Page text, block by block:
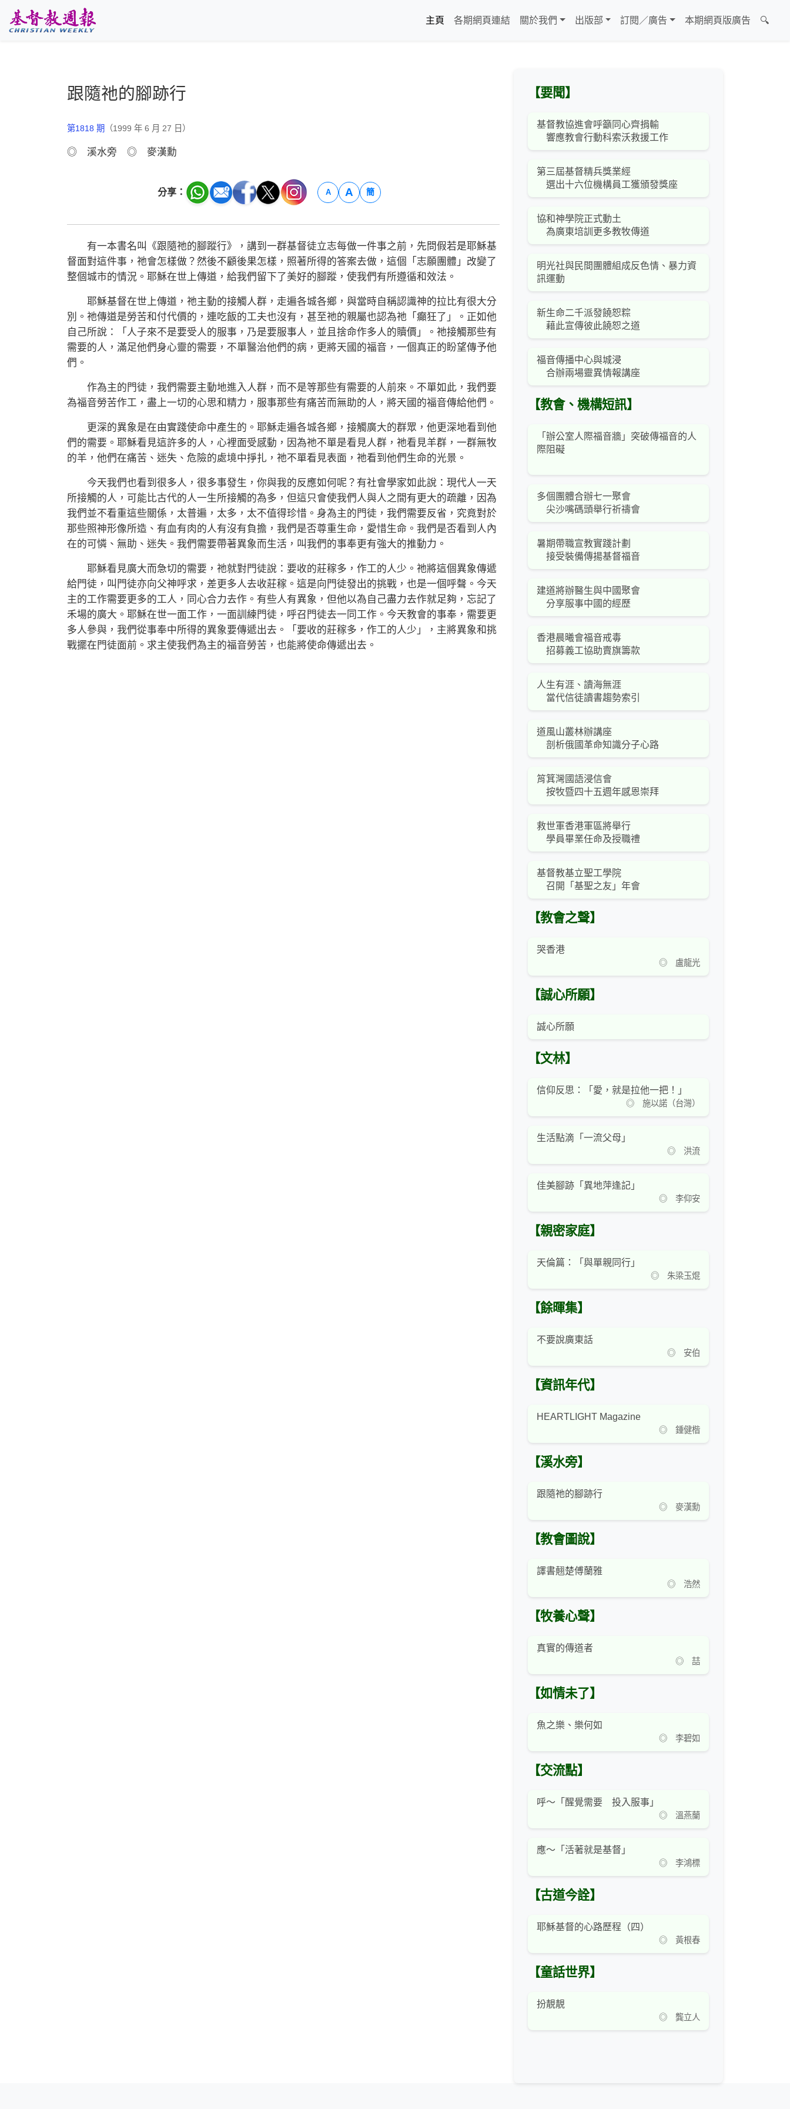
主頁
各期網頁連結 關於我們 出版部 訂閱／廣告 本期網頁版廣告 🔍
跟隨祂的腳跡行
第1818 期 （1999 年 6 月 27 日）
◎ 溪水旁 ◎ 麥漢勳
分享： A A 簡
有一本書名叫《跟隨祂的腳蹤行》，講到一群基督徒立志每做一件事之前，先問假若是耶穌基
督面對這件事，祂會怎樣做？然後不顧後果怎樣，照著所得的答案去做，這個「志願團體」改變了
整個城市的情況。耶穌在世上傳道，給我們留下了美好的腳蹤，使我們有所遵循和效法。
耶穌基督在世上傳道，祂主動的接觸人群，走遍各城各鄉，與當時自稱認識神的拉比有很大分
別。祂傳道是勞苦和付代價的，連吃飯的工夫也沒有，甚至祂的親屬也認為祂「癲狂了」。正如他
自己所說：「人子來不是要受人的服事，乃是要服事人，並且捨命作多人的贖價」。祂接觸那些有
需要的人，滿足他們身心靈的需要，不單醫治他們的病，更將天國的福音，一個真正的盼望傳予他
們。
作為主的門徒，我們需要主動地進入人群，而不是等那些有需要的人前來。不單如此，我們要
為福音勞苦作工，盡上一切的心思和精力，服事那些有痛苦而無助的人，將天國的福音傳給他們。
更深的異象是在由實踐使命中產生的。耶穌走遍各城各鄉，接觸廣大的群眾，他更深地看到他
們的需要。耶穌看見這許多的人，心裡面受感動，因為祂不單是看見人群，祂看見羊群，一群無牧
的羊，他們在痛苦、迷失、危險的處境中掙扎，祂不單看見表面，祂看到他們生命的光景。
今天我們也看到很多人，很多事發生，你與我的反應如何呢？有社會學家如此說：現代人一天
所接觸的人，可能比古代的人一生所接觸的為多，但這只會使我們人與人之間有更大的疏離，因為
我們並不看重這些關係，太普遍，太多，太不值得珍惜。身為主的門徒，我們需要反省，究竟對於
那些照神形像所造、有血有肉的人有沒有負擔，我們是否尊重生命，愛惜生命。我們是否看到人內
在的可憐、無助、迷失。我們需要帶著異象而生活，叫我們的事奉更有強大的推動力。
耶穌看見廣大而急切的需要，祂就對門徒說：要收的莊稼多，作工的人少。祂將這個異象傳遞
給門徒，叫門徒亦向父神呼求，差更多人去收莊稼。這是向門徒發出的挑戰，也是一個呼聲。今天
主的工作需要更多的工人，同心合力去作。有些人有異象，但他以為自己盡力去作就足夠，忘記了
禾場的廣大。耶穌在世一面工作，一面訓練門徒，呼召門徒去一同工作。今天教會的事奉，需要更
多人參與，我們從事奉中所得的異象要傳遞出去。「要收的莊稼多，作工的人少」，主將異象和挑
戰擺在門徒面前。求主使我們為主的福音勞苦，也能將使命傳遞出去。
【要聞】
基督教協進會呼籲同心齊捐輸
響應教會行動科索沃救援工作
第三屆基督精兵獎業經
選出十六位機構員工獲頒發獎座
協和神學院正式動土
為廣東培訓更多教牧傳道
明光社與民間團體組成反色情、暴力資
訊運動
新生命二千派發饒恕粽
藉此宣傳彼此饒恕之道
福音傳播中心與城浸
合辦兩場靈異情報講座
【教會、機構短訊】
「辦公室人際福音牆」突破傳福音的人
際阻礙
多個團體合辦七一聚會
尖沙嘴碼頭舉行祈禱會
暑期帶職宣教實踐計劃
接受裝備傳揚基督福音
建道將辦醫生與中國聚會
分享服事中國的經歷
香港晨曦會福音戒毒
招募義工協助賣旗籌款
人生有涯、讀海無涯
當代信徒讀書趨勢索引
道風山叢林辦講座
剖析俄國革命知識分子心路
筲箕灣國語浸信會
按牧暨四十五週年感恩崇拜
救世軍香港軍區將舉行
學員畢業任命及授職禮
基督教基立聖工學院
召開「基聖之友」年會
【教會之聲】
哭香港
◎ 盧龍光
【誠心所願】
誠心所願
【文林】
信仰反思：「愛，就是拉他一把！」
◎ 施以諾（台灣）
生活點滴「一流父母」
◎ 洪流
佳美腳跡「異地萍逢記」
◎ 李仰安
【親密家庭】
天倫篇：「與單親同行」
◎ 朱梁玉焜
【餘暉集】
不要說廣東話
◎ 安伯
【資訊年代】
HEARTLIGHT Magazine
◎ 鍾健楷
【溪水旁】
跟隨祂的腳跡行
◎ 麥漢勳
【教會圖說】
譯書翹楚傅蘭雅
◎ 浩然
【牧養心聲】
真實的傳道者
◎ 喆
【如情未了】
魚之樂、樂何如
◎ 李碧如
【交流點】
呼～「醒覺需要 投入服事」
◎ 溫燕蘭
應～「活著就是基督」
◎ 李鴻標
【古道今詮】
耶穌基督的心路歷程（四）
◎ 黃根春
【童話世界】
扮靚靚
◎ 龔立人